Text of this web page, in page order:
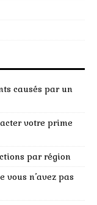
causés par un
votre prime
par région
vous n’avez pas